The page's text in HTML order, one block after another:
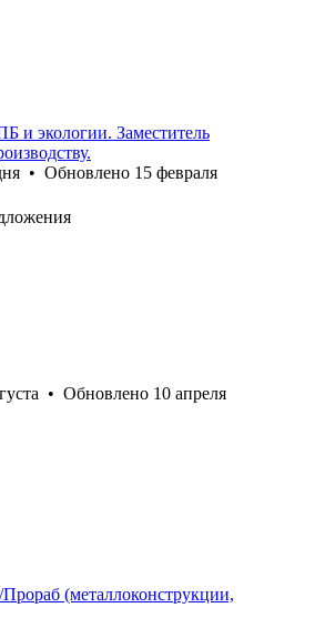
и экологии. Заместитель
• Обновлено 15 февраля
• Обновлено 10 апреля
(металлоконструкции,